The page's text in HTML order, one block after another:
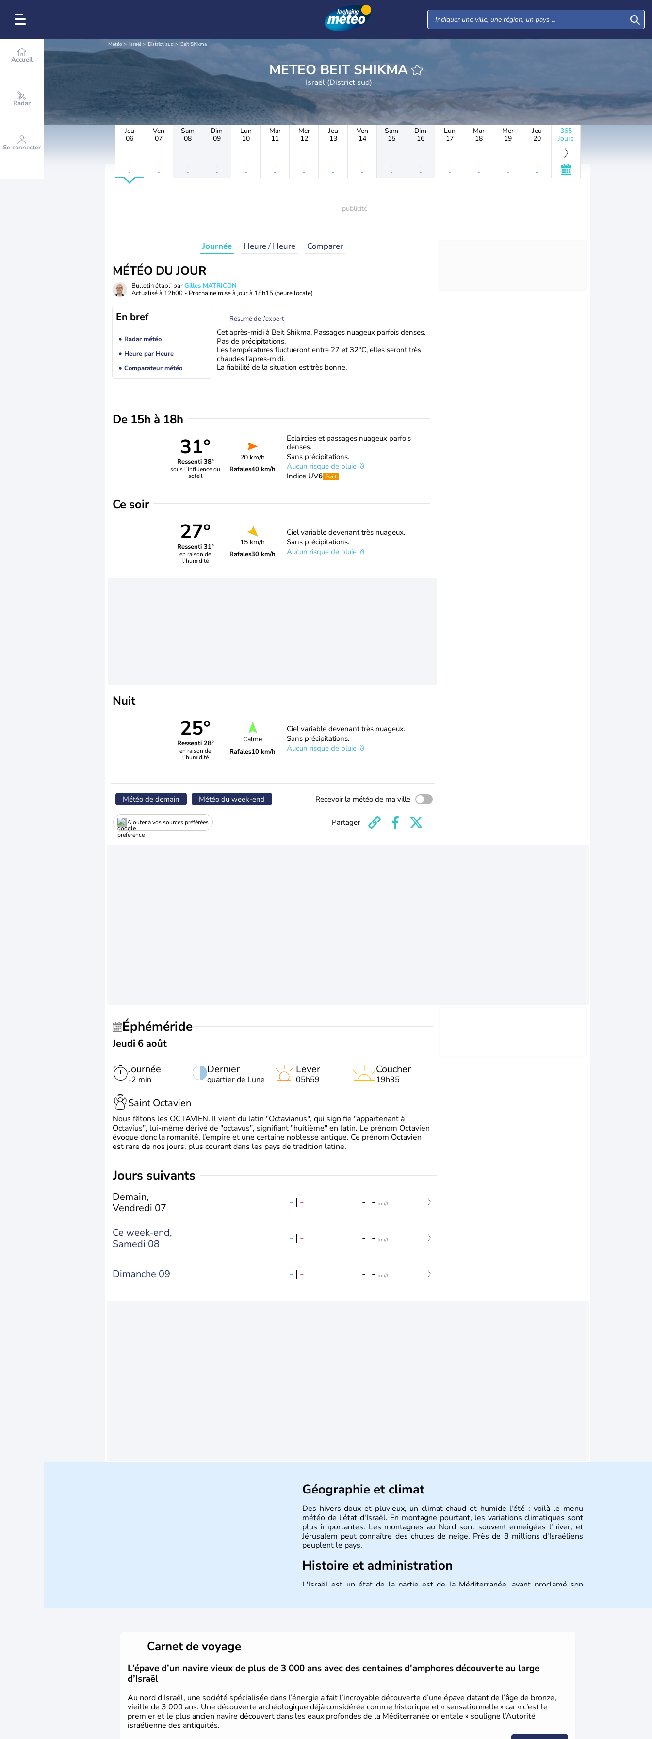
Accueil
Radar
Se connecter
Météo Israël District sud Beit Shikma
METEO BEIT SHIKMA
Israël (District sud)
Jeu
06
-
-
Ven
07
-
-
Sam
08
-
-
Dim
09
-
-
Lun
10
-
-
Mar
11
-
-
Mer
12
-
-
Jeu
13
-
-
Ven
14
-
-
Sam
15
-
-
Dim
16
-
-
Lun
17
-
-
Mar
18
-
-
Mer
19
-
-
Jeu
20
-
-
365
Jours
Journée Heure / Heure Comparer
MÉTÉO DU JOUR
Bulletin établi parGilles MATRICON
Actualisé à 12h00 - Prochaine mise à jour à 18h15 (heure locale)
En bref
Radar météo
Heure par Heure
Comparateur météo
Résumé de l’expert
Cet après-midi à Beit Shikma, Passages nuageux parfois denses.
Pas de précipitations.
Les températures fluctueront entre 27 et 32°C, elles seront très
chaudes l'après-midi.
La fiabilité de la situation est très bonne.
De 15h à 18h
31°
Ressenti 38°
sous l’influence du
soleil
20 km/h
Rafales40 km/h
Eclaircies et passages nuageux parfois
denses.
Sans précipitations.
Aucun risque de pluie
Indice UV6 Fort
Ce soir
27°
Ressenti 31°
en raison de
l'humidité
15 km/h
Rafales30 km/h
Ciel variable devenant très nuageux.
Sans précipitations.
Aucun risque de pluie
Nuit
25°
Ressenti 28°
en raison de
l'humidité
Calme
Rafales10 km/h
Ciel variable devenant très nuageux.
Sans précipitations.
Aucun risque de pluie
Météo de demain Météo du week-end Recevoir la météo de ma ville
Ajouter à vos sources préférées Partager
Éphéméride
Jeudi 6 août
Journée
-2 min
Dernier
quartier de Lune
Lever
05h59
Coucher
19h35
Saint Octavien
Nous fêtons les OCTAVIEN. Il vient du latin "Octavianus", qui signifie "appartenant à
Octavius", lui-même dérivé de "octavus", signifiant "huitième" en latin. Le prénom Octavien
évoque donc la romanité, l’empire et une certaine noblesse antique. Ce prénom Octavien
est rare de nos jours, plus courant dans les pays de tradition latine.
jours suivants
Demain,
Vendredi 07
- | - - - km/h
Ce week-end,
Samedi 08
- | - - - km/h
Dimanche 09 - | - - - km/h
Géographie et climat
Des hivers doux et pluvieux, un climat chaud et humide l'été : voilà le menu
météo de l'état d'Israël. En montagne pourtant, les variations climatiques sont
plus importantes. Les montagnes au Nord sont souvent enneigées l'hiver, et
Jérusalem peut connaître des chutes de neige. Près de 8 millions d'Israéliens
peuplent le pays.
Histoire et administration
L'Israël est un état de la partie est de la Méditerranée, ayant proclamé son
Carnet de voyage
L’épave d’un navire vieux de plus de 3 000 ans avec des centaines d'amphores découverte au large
d’Israël
Au nord d’Israël, une société spécialisée dans l’énergie a fait l’incroyable découverte d’une épave datant de l’âge de bronze,
vieille de 3 000 ans. Une découverte archéologique déjà considérée comme historique et « sensationnelle » car « c’est le
premier et le plus ancien navire découvert dans les eaux profondes de la Méditerranée orientale » souligne l’Autorité
israélienne des antiquités.